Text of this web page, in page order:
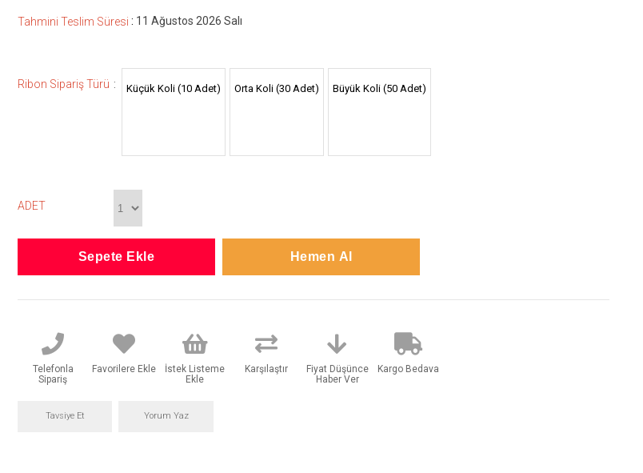
Tahmini Teslim Süresi : 11 Ağustos 2026 Salı
Ribon Sipariş Türü : Küçük Koli (10 Adet) Orta Koli (30 Adet) Büyük Koli (50 Adet)
ADET
Telefonla
Sipariş
Favorilere Ekle
İstek Listeme
Ekle
Karşılaştır
Fiyat Düşünce
Haber Ver
Kargo Bedava
Tavsiye Et Yorum Yaz